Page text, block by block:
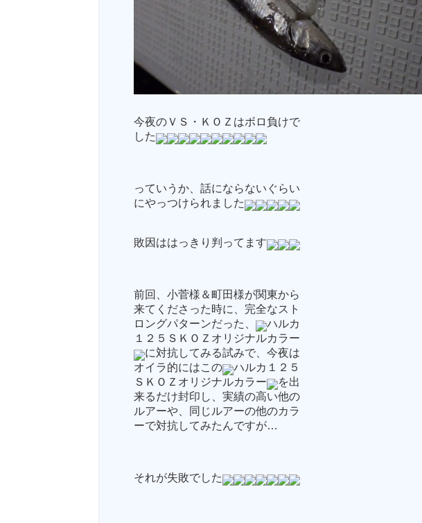
今夜のＶＳ・ＫＯＺはボロ負けで
した
っていうか、話にならないぐらい
にやっつけられました
敗因ははっきり判ってます
前回、小菅様＆町田様が関東から
来てくださった時に、完全なスト
ロングパターンだった、
ハルカ
１２５ＳＫＯＺオリジナルカラー
に対抗してみる試みで、今夜は
オイラ的にはこの
ハルカ１２５
ＳＫＯＺオリジナルカラー
を出
来るだけ封印し、実績の高い他の
ルアーや、同じルアーの他のカラ
ーで対抗してみたんですが…
それが失敗でした